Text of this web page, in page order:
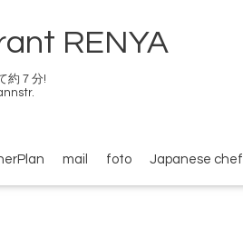
RENYA
約７分!
mail foto Japanese chef